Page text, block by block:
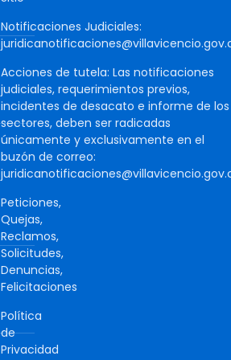
Notificaciones Judiciales:
Acciones de tutela: Las notificaciones
judiciales, requerimientos previos,
incidentes de desacato e informe de los
sectores, deben ser radicadas
únicamente y exclusivamente en el
buzón de correo:
Peticiones,
Quejas,
Reclamos,
Solicitudes,
Denuncias,
Felicitaciones
Política
de
Privacidad